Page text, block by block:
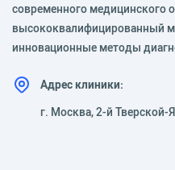
современного медицинского
высококвалифицированный
инновационные методы
Адрес клиники:
г. Москва, 2-й Тверской-